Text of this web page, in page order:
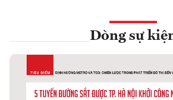
Dòng sự